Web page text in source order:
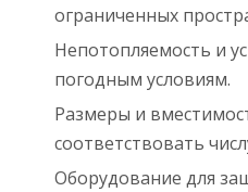
ограниченных
Непотопляемость и
погодным условиям.
Размеры и
соответствовать
Оборудование для